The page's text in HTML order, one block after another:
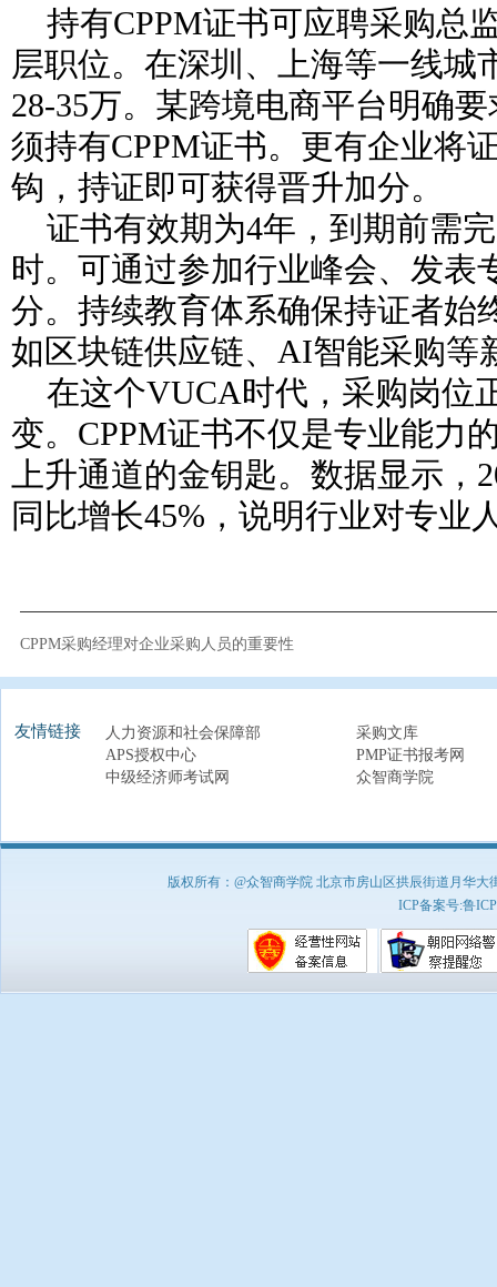
持有CPPM证书可应聘采购总
层职位。在深圳、上海等一线城
28-35万。某跨境电商平台明确
须持有CPPM证书。更有企业将
钩，持证即可获得晋升加分。
证书有效期为4年，到期前需
时。可通过参加行业峰会、发表
分。持续教育体系确保持证者始
如区块链供应链、AI智能采购等
在这个VUCA时代，采购岗位
变。CPPM证书不仅是专业能力
上升通道的金钥匙。数据显示，
同比增长45%，说明行业对专业
CPPM采购经理对企业采购人员的重要性
友情链接 人力资源和社会保障部
采购文库
APS授权中心
PMP证书报考网
中级经济师考试网
众智商学院
版权所有：@众智商学院 北京市房山区拱辰街道月华
ICP备案号:鲁